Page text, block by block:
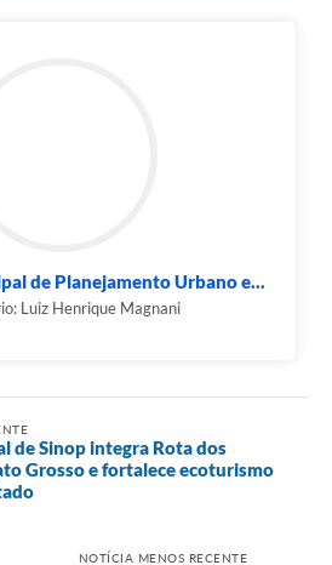
de Planejamento Urbano e...
Luiz Henrique Magnani
de Sinop integra Rota dos
Grosso e fortalece ecoturismo
NOTÍCIA MENOS RECENTE